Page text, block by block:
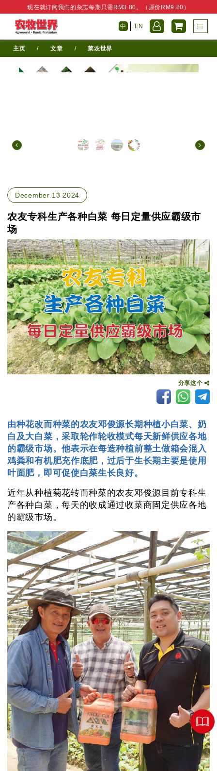
现在就订阅我们的杂志每期只需RM3.80。（原价RM9.80）
中 EN
主页 / 文章 / 菜农世界
December 13 2024
农友专科生产各种白菜 每日定量供应霸级市
场
分享这个
由种花改而种菜的农友邓俊源长期种植小白菜、奶
白及大白菜，采取轮作轮收模式每天新鲜供应各地
的霸级市场。他表示在每造种植前整土做箱会混入
鸡粪和有机肥充作底肥，过后于生长期主要是使用
叶面肥，即可促使白菜生长良好。
近年从种植菊花转而种菜的农友邓俊源目前专科生
产各种白菜，每天的收成通过收菜商固定供应各地
的霸级市场。